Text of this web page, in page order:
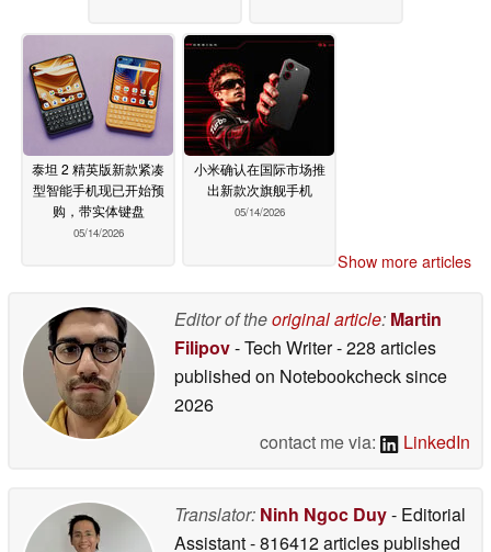
泰坦 2 精英版新款紧凑
型智能手机现已开始预
购，带实体键盘
05/14/2026
小米确认在国际市场推
出新款次旗舰手机
05/14/2026
Show more articles
Editor of theoriginal article: Martin
Filipov- Tech Writer- 228 articles
published on Notebookchecksince
2026
contact me via:
LinkedIn
Translator: Ninh Ngoc Duy- Editorial
Assistant- 816412 articles published